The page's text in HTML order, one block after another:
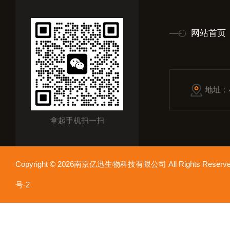
拿起手机扫一扫
网站首页
地址
Copyright © 2026南京亿迅生物科技有限公司 All Rights
号-2